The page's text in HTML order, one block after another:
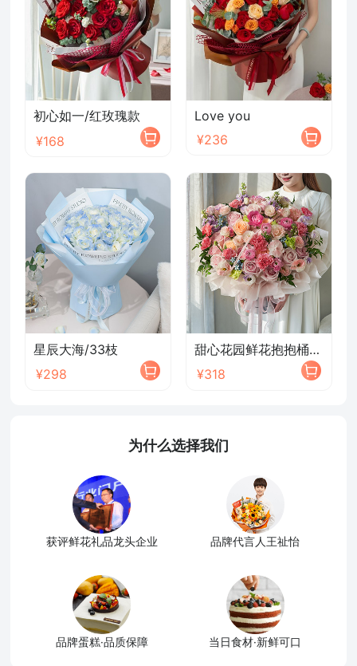
初心如一/红玫瑰款
¥168
Love you
¥236
星辰大海/33枝
¥298
甜心花园鲜花抱抱桶/2026新款
¥318
为什么选择我们
获评鲜花礼品龙头企业 品牌代言人王祉怡
品牌蛋糕·品质保障 当日食材·新鲜可口